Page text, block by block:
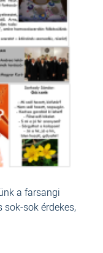
a farsangi
sok érdekes,